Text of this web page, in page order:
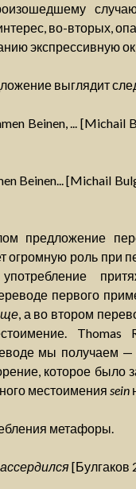
во-вторых,
экспрессивную
выглядит
Beinen, ... [Michail
Beinen... [Michail
предложение
огромную роль при
первого
, а во втором
Thomas
мы получаем
которое было
местоимения sein
метафоры.
[Булгаков